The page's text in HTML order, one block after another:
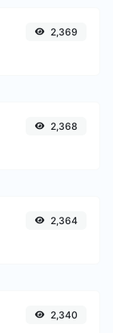
2,369
2,368
2,364
2,340